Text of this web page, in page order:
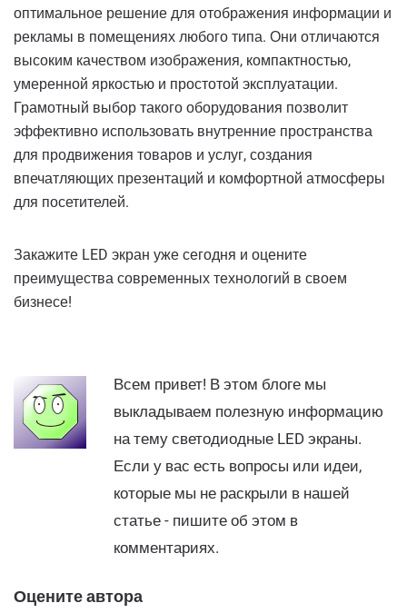
оптимальное решение для отображения информации и
рекламы в помещениях любого типа. Они отличаются
высоким качеством изображения, компактностью,
умеренной яркостью и простотой эксплуатации.
Грамотный выбор такого оборудования позволит
эффективно использовать внутренние пространства
для продвижения товаров и услуг, создания
впечатляющих презентаций и комфортной атмосферы
для посетителей.
Закажите LED экран уже сегодня и оцените
преимущества современных технологий в своем
бизнесе!
Всем привет! В этом блоге мы
выкладываем полезную информацию
на тему светодиодные LED экраны.
Если у вас есть вопросы или идеи,
которые мы не раскрыли в нашей
статье - пишите об этом в
комментариях.
Оцените автора